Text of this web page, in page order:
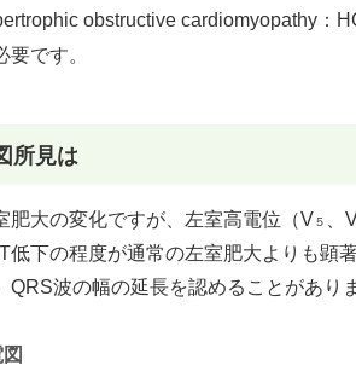
obstructive cardiomyopathy：
です。
所見は
肥大の変化ですが、左室高電位（V５ 、
低下の程度が通常の左室肥大よりも顕
QRS波の幅の延長を認めることがあり